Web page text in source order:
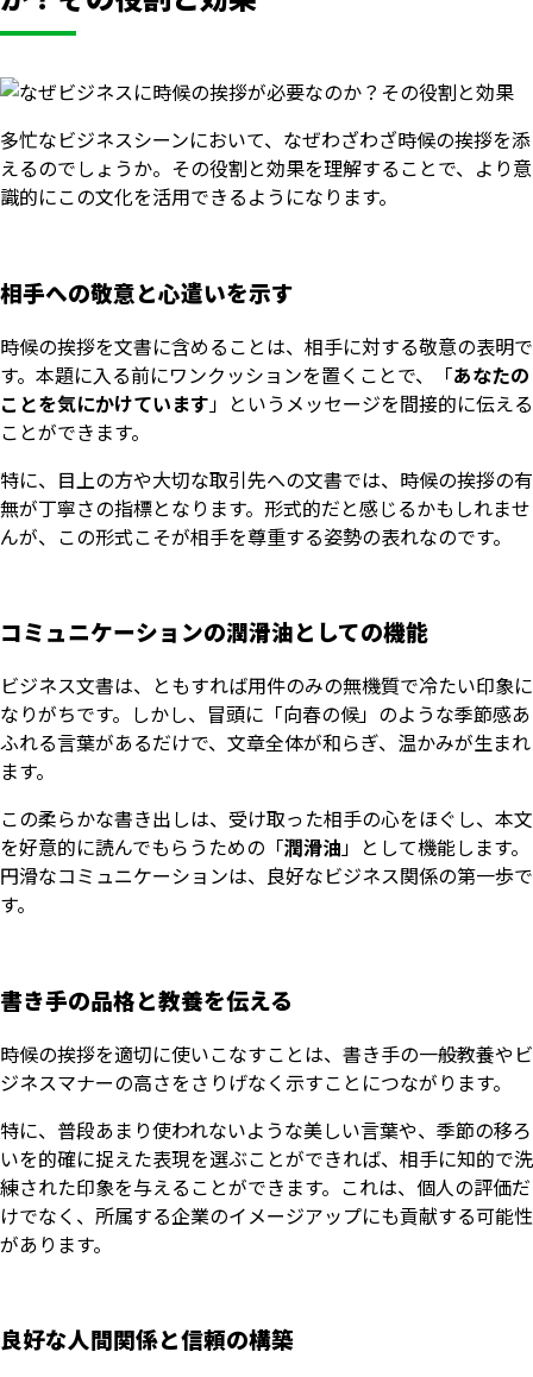
多忙なビジネスシーンにおいて、なぜわざわざ時候の挨拶を添
えるのでしょうか。その役割と効果を理解することで、より意
識的にこの文化を活用できるようになります。
相手への敬意と心遣いを示す
時候の挨拶を文書に含めることは、相手に対する敬意の表明で
す。本題に入る前にワンクッションを置くことで、「あなたの
ことを気にかけています 」というメッセージを間接的に伝える
ことができます。
特に、目上の方や大切な取引先への文書では、時候の挨拶の有
無が丁寧さの指標となります。形式的だと感じるかもしれませ
んが、この形式こそが相手を尊重する姿勢の表れなのです。
コミュニケーションの潤滑油としての機能
ビジネス文書は、ともすれば用件のみの無機質で冷たい印象に
なりがちです。しかし、冒頭に「向春の候」のような季節感あ
ふれる言葉があるだけで、文章全体が和らぎ、温かみが生まれ
ます。
この柔らかな書き出しは、受け取った相手の心をほぐし、本文
を好意的に読んでもらうための「潤滑油」として機能します。
円滑なコミュニケーションは、良好なビジネス関係の第一歩で
す。
書き手の品格と教養を伝える
時候の挨拶を適切に使いこなすことは、書き手の一般教養やビ
ジネスマナーの高さをさりげなく示すことにつながります。
特に、普段あまり使われないような美しい言葉や、季節の移ろ
いを的確に捉えた表現を選ぶことができれば、相手に知的で洗
練された印象を与えることができます。これは、個人の評価だ
けでなく、所属する企業のイメージアップにも貢献する可能性
があります。
良好な人間関係と信頼の構築